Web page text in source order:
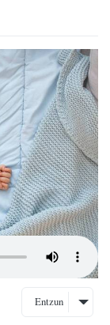
Entzun